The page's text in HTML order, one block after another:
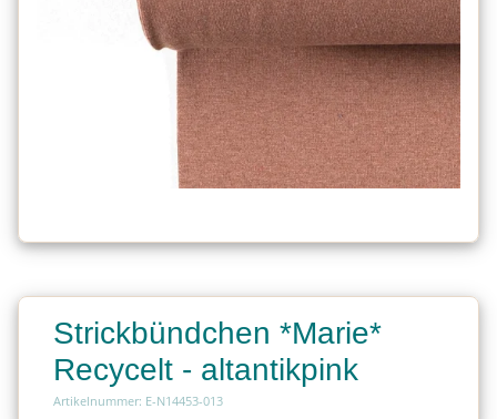
Strickbündchen *Marie*
Recycelt - altantikpink
Artikelnummer: E-N14453-013